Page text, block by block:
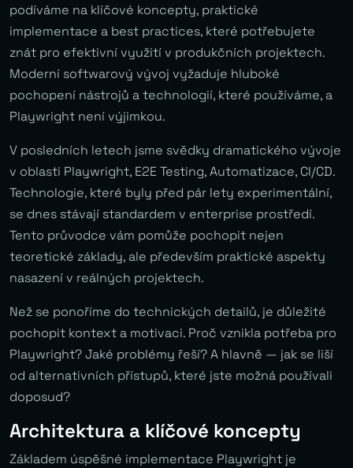
podíváme na klíčové koncepty, praktické
implementace a best practices, které potřebujete
znát pro efektivní využití v produkčních projektech.
Moderní softwarový vývoj vyžaduje hluboké
pochopení nástrojů a technologií, které používáme, a
Playwright není výjimkou.
V posledních letech jsme svědky dramatického vývoje
v oblasti Playwright, E2E Testing, Automatizace, CI/CD.
Technologie, které byly před pár lety experimentální,
se dnes stávají standardem v enterprise prostředí.
Tento průvodce vám pomůže pochopit nejen
teoretické základy, ale především praktické aspekty
nasazení v reálných projektech.
Než se ponoříme do technických detailů, je důležité
pochopit kontext a motivaci. Proč vznikla potřeba pro
Playwright? Jaké problémy řeší? A hlavně — jak se liší
od alternativních přístupů, které jste možná používali
doposud?
Architektura a klíčové koncepty
Základem úspěšné implementace Playwright je